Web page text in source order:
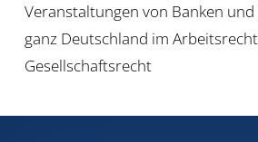
Veranstaltungen von Banken
ganz Deutschland im
Gesellschaftsrecht